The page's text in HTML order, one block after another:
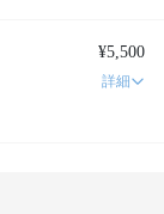
¥5,500
詳細